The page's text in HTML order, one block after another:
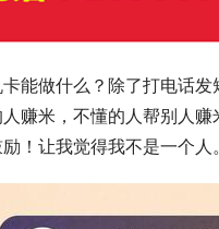
能做什么？除了打电话
赚米，不懂的人帮别人
！让我觉得我不是一个人。